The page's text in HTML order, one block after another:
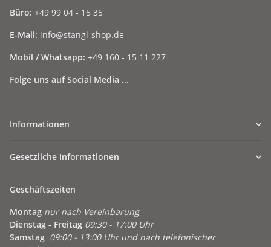
Büro: +49 99 04 - 15 35
E-Mail: info@stangl-shop.de
Mobil / Whatsapp: +49 160 - 15 11 227
Folge uns auf Social Media ...
Informationen
Gesetzliche Informationen
Geschäftszeiten
Montag nur nach Vereinbarung
Dienstag - Freitag 09:30 - 17:00 Uhr
Samstag 09:00 - 13:00 Uhr und nach telefonischer